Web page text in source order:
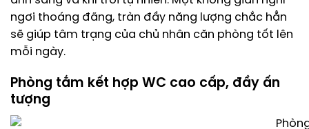
ngơi thoáng đãng, tràn đầy năng lượng chắc hẳn
sẽ giúp tâm trạng của chủ nhân căn phòng tốt lên
mỗi ngày.
Phòng tắm kết hợp WC cao cấp, đầy ấn
tượng